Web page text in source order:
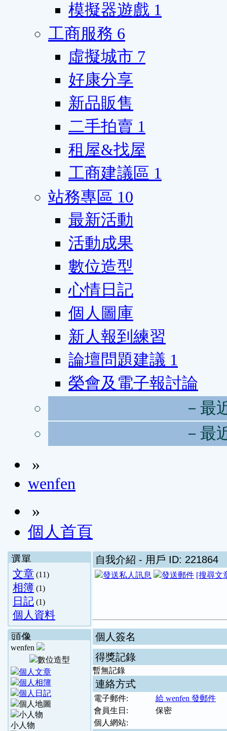
模擬器遊戲 1
工商服務 6
虛擬城市 7
好康分享
新品販售
二手拍賣 1
租屋&找屋
工商建議區 1
站務專區 10
最新活動
活動成果
數位造型
心情日記
個人圖庫
新人報到練習
論壇問題建議 1
榮會及電子報討論
－最
－最
»
wenfen
»
個人首頁
選單
文章 (11)
相簿 (1)
日記 (1)
個人資料
頭像
wenfen
小人物
自我介紹 - 用戶 ID: 221864
[搜尋文
個人簽名
得獎記錄
暫無記錄
連絡方式
電子郵件:
給 wenfen 發郵件
會員生日:
保密
個人網站: